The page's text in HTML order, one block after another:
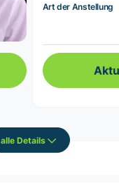
Art der Anstellung
alle Details